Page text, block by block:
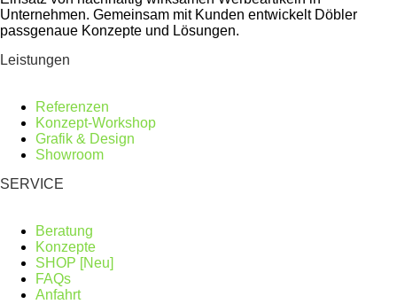
Unternehmen. Gemeinsam mit Kunden entwickelt Döbler
passgenaue Konzepte und Lösungen.
Leistungen
Referenzen
Konzept-Workshop
Grafik & Design
Showroom
SERVICE
Beratung
Konzepte
SHOP [Neu]
FAQs
Anfahrt